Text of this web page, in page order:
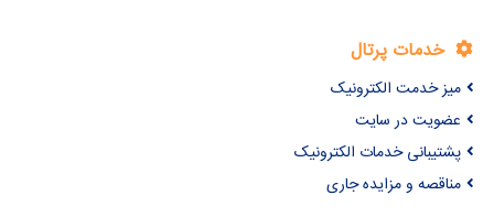
خدمات پرتال
میز خدمت الکترونیک
عضویت در سایت
پشتیبانی خدمات الکترونیک
مناقصه و مزایده جاری